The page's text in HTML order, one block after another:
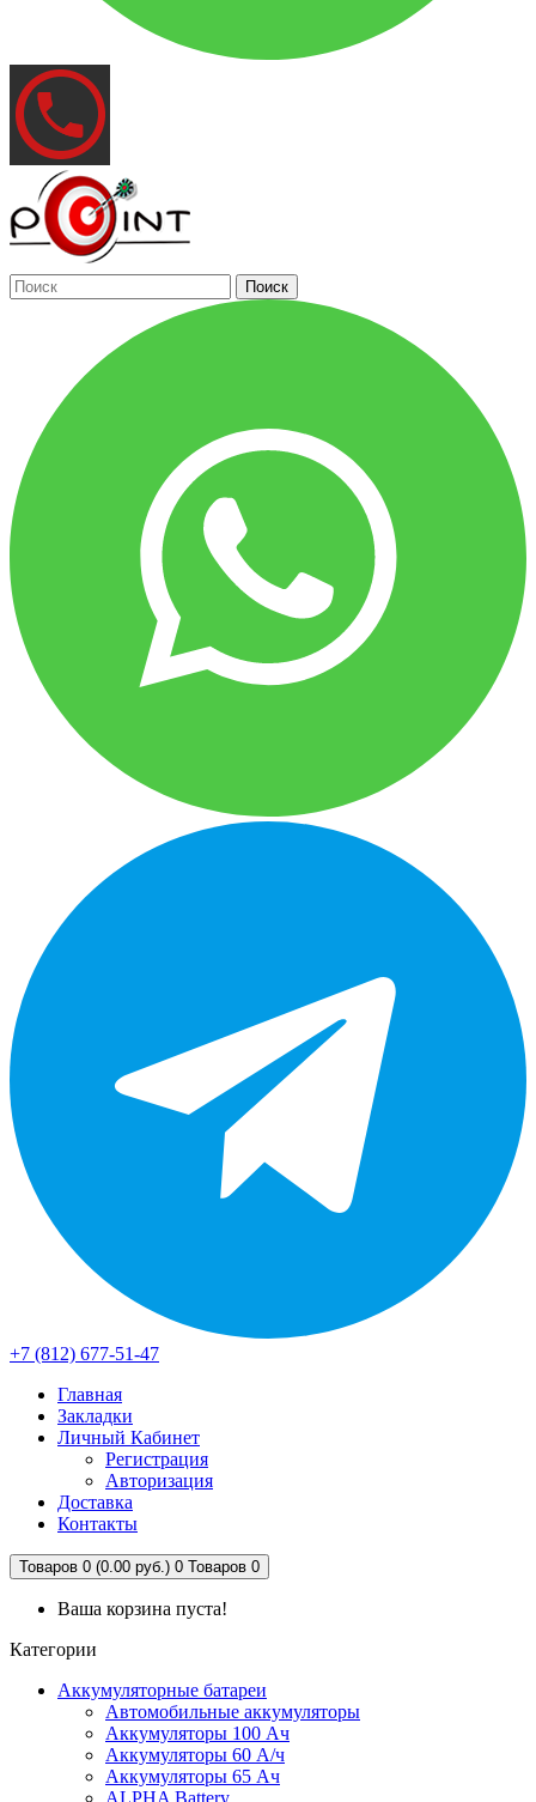
Поиск
+7 (812) 677-51-47
Главная
Закладки
Личный Кабинет
Регистрация
Авторизация
Доставка
Контакты
Товаров 0 (0.00 руб.) 0 Товаров 0
Ваша корзина пуста!
Категории
Аккумуляторные батареи
Автомобильные аккумуляторы
Аккумуляторы 100 Ач
Аккумуляторы 60 А/ч
Аккумуляторы 65 Ач
ALPHA Battery